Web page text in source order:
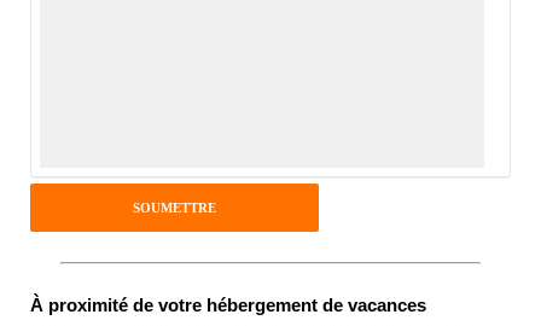
Pseudo :
À proximité de votre hébergement de vacances